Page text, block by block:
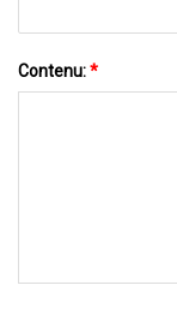
Contenu:*